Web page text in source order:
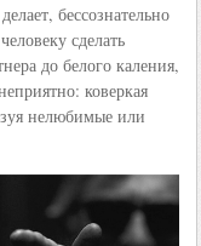
бессознательно
сделать
до белого каления,
коверкая
нелюбимые или